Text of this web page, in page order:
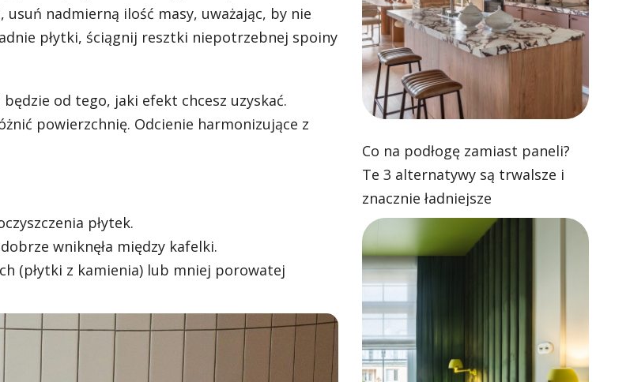
nadmierną ilość masy, uważając, by nie
płytki, ściągnij resztki niepotrzebnej spoiny
będzie od tego, jaki efekt chcesz uzyskać.
powierzchnię. Odcienie harmonizujące z
płytek.
wniknęła między kafelki.
(płytki z kamienia) lub mniej porowatej
Co na podłogę zamiast paneli?
Te 3 alternatywy są trwalsze i
znacznie ładniejsze